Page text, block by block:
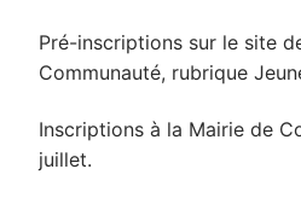
Pré-inscriptions sur le site
Communauté, rubrique
Inscriptions à la Mairie de
juillet.